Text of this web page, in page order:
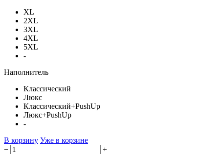
XL
2XL
3XL
4XL
5XL
-
Наполнитель
Классический
Люкс
Классический+PushUp
Люкс+PushUp
-
В корзину Уже в корзине
−
+